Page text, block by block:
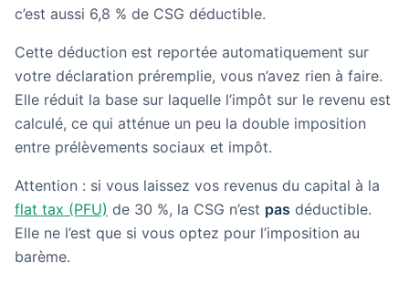
c’est aussi 6,8 % de CSG déductible.
Cette déduction est reportée automatiquement sur
votre déclaration préremplie, vous n’avez rien à faire.
Elle réduit la base sur laquelle l’impôt sur le revenu est
calculé, ce qui atténue un peu la double imposition
entre prélèvements sociaux et impôt.
Attention : si vous laissez vos revenus du capital à la
flat tax (PFU) de 30 %, la CSG n’est pas déductible.
Elle ne l’est que si vous optez pour l’imposition au
barème.